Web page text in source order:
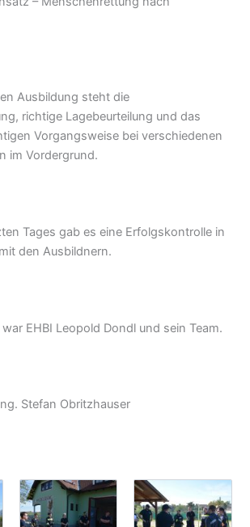
Ausbildung steht die
richtige Lagebeurteilung und das
Vorgangsweise bei verschiedenen
im Vordergrund.
Tages gab es eine Erfolgskontrolle in
den Ausbildnern.
EHBI Leopold Dondl und sein Team.
Stefan Obritzhauser